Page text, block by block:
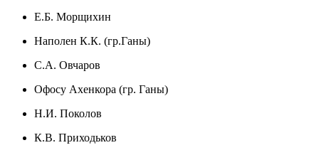
Е.Б. Морщихин
Наполен К.К. (гр.Ганы)
С.А. Овчаров
Офосу Ахенкора (гр. Ганы)
Н.И. Поколов
К.В. Приходьков